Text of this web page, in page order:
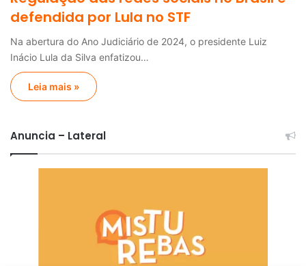
defendida por Lula no STF
Na abertura do Ano Judiciário de 2024, o presidente Luiz
Inácio Lula da Silva enfatizou…
Leia mais »
Anuncia – Lateral